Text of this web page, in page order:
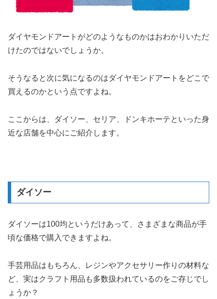
ダイヤモンドアートがどのようなものかはおわかりいただ
けたのではないでしょうか。
そうなると次に気になるのはダイヤモンドアートをどこで
買えるのかという点ですよね。
ここからは、ダイソー、セリア、ドンキホーテといった身
近な店舗を中心にご紹介します。
ダイソー
ダイソーは100均というだけあって、さまざまな商品が手
頃な価格で購入できますよね。
手芸用品はもちろん、レジンやアクセサリー作りの材料な
ど、実はクラフト用品も多数扱われているのをご存じでし
ょうか？